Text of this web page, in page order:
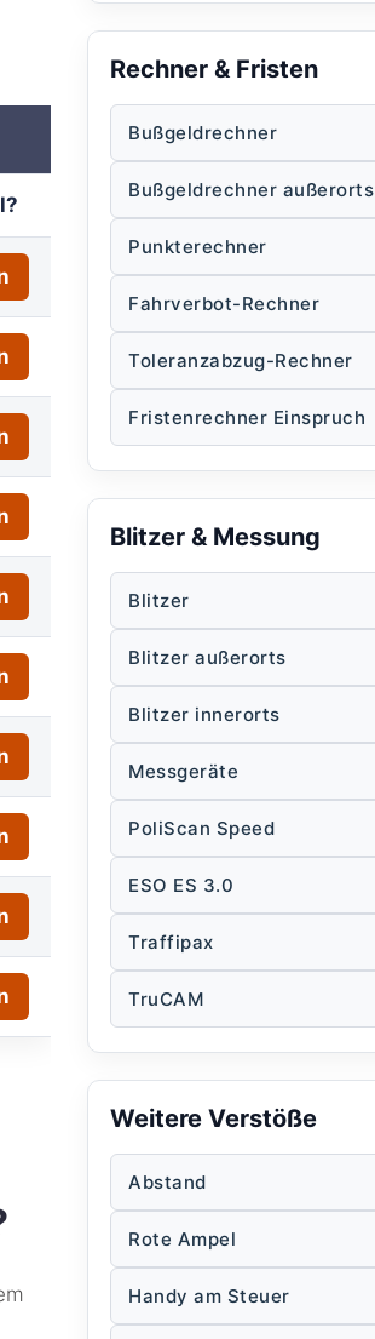
Rechner & Fristen
Bußgeldrechner
Bußgeldrechner außerorts
Punkterechner
Fahrverbot-Rechner
Toleranzabzug-Rechner
Fristenrechner Einspruch
Blitzer & Messung
Blitzer
Blitzer außerorts
Blitzer innerorts
Messgeräte
PoliScan Speed
ESO ES 3.0
Traffipax
TruCAM
Weitere Verstöße
Abstand
Rote Ampel
Handy am Steuer